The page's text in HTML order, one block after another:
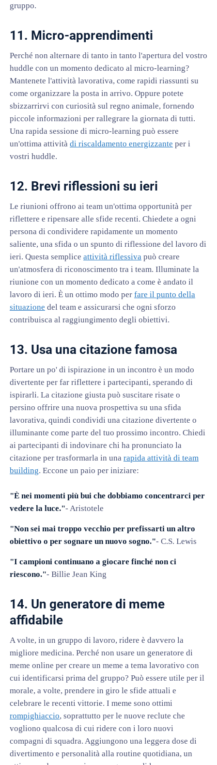
gruppo.
11. Micro-apprendimenti
Perché non alternare di tanto in tanto l'apertura del vostro
huddle con un momento dedicato al micro-learning?
Mantenete l'attività lavorativa, come rapidi riassunti su
come organizzare la posta in arrivo. Oppure potete
sbizzarrirvi con curiosità sul regno animale, fornendo
piccole informazioni per rallegrare la giornata di tutti.
Una rapida sessione di micro-learning può essere
un'ottima attività di riscaldamento energizzante per i
vostri huddle.
12. Brevi riflessioni su ieri
Le riunioni offrono ai team un'ottima opportunità per
riflettere e ripensare alle sfide recenti. Chiedete a ogni
persona di condividere rapidamente un momento
saliente, una sfida o un spunto di riflessione del lavoro di
ieri. Questa semplice attività riflessiva può creare
un'atmosfera di riconoscimento tra i team. Illuminate la
riunione con un momento dedicato a come è andato il
lavoro di ieri. È un ottimo modo per fare il punto della
situazione del team e assicurarsi che ogni sforzo
contribuisca al raggiungimento degli obiettivi.
13. Usa una citazione famosa
Portare un po' di ispirazione in un incontro è un modo
divertente per far riflettere i partecipanti, sperando di
ispirarli. La citazione giusta può suscitare risate o
persino offrire una nuova prospettiva su una sfida
lavorativa, quindi condividi una citazione divertente o
illuminante come parte del tuo prossimo incontro. Chiedi
ai partecipanti di indovinare chi ha pronunciato la
citazione per trasformarla in una rapida attività di team
building. Eccone un paio per iniziare:
"È nei momenti più bui che dobbiamo concentrarci per
vedere la luce."- Aristotele
"Non sei mai troppo vecchio per prefissarti un altro
obiettivo o per sognare un nuovo sogno."- C.S. Lewis
"I campioni continuano a giocare finché non ci
riescono."- Billie Jean King
14. Un generatore di meme
affidabile
A volte, in un gruppo di lavoro, ridere è davvero la
migliore medicina. Perché non usare un generatore di
meme online per creare un meme a tema lavorativo con
cui identificarsi prima del gruppo? Può essere utile per il
morale, a volte, prendere in giro le sfide attuali e
celebrare le recenti vittorie. I meme sono ottimi
rompighiaccio, soprattutto per le nuove reclute che
vogliono qualcosa di cui ridere con i loro nuovi
compagni di squadra. Aggiungono una leggera dose di
divertimento e personalità alla routine quotidiana, un